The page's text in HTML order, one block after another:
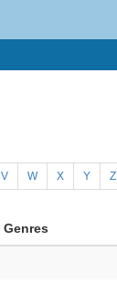
V W X Y Z
Genres